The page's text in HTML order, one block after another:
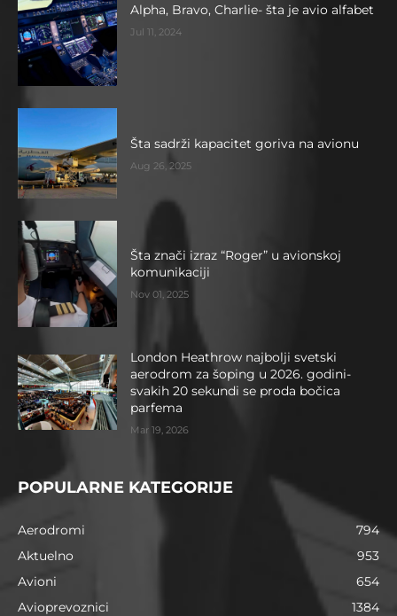
Alpha, Bravo, Charlie- šta je avio alfabet
Jul 11, 2024
Šta sadrži kapacitet goriva na avionu
Aug 26, 2025
Šta znači izraz “Roger” u avionskoj
komunikaciji
Nov 01, 2025
London Heathrow najbolji svetski
aerodrom za šoping u 2026. godini-
svakih 20 sekundi se proda bočica
parfema
Mar 19, 2026
POPULARNE KATEGORIJE
Aerodromi
794
Aktuelno
953
Avioni
654
Avioprevoznici
1384